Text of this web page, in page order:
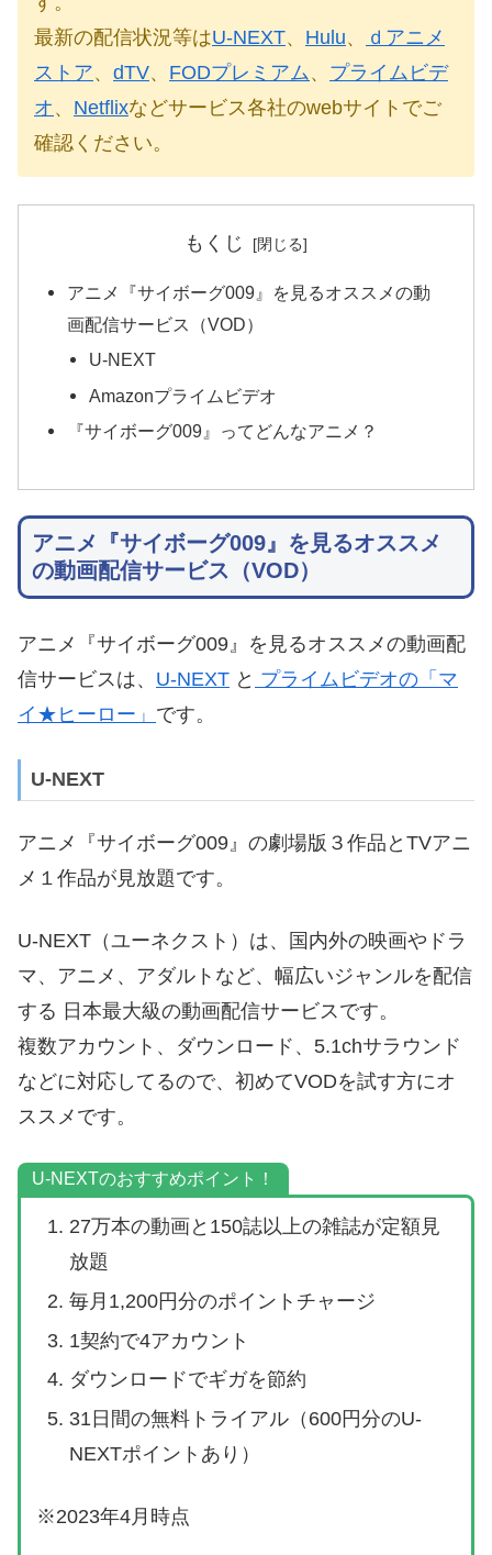
最新の配信状況等はU-NEXT、 Hulu、
ｄアニメ
ストア、 dTV、 FODプレミアム、 プライムビデ
オ 、 Netflixなどサービス各社のwebサイトでご
確認ください。
もくじ
アニメ『サイボーグ009』を見るオススメの動
画配信サービス（VOD）
U-NEXT
Amazonプライムビデオ
『サイボーグ009』ってどんなアニメ？
アニメ『サイボーグ009』を見るオススメ
の動画配信サービス（VOD）
アニメ『サイボーグ009』を見るオススメの動画配
信サービスは、 U-NEXT と プライムビデオの「マ
イ★ヒーロー」 です。
U-NEXT
アニメ『サイボーグ009』の劇場版３作品とTVアニ
メ１作品が見放題です。
U-NEXT（ユーネクスト）は、国内外の映画やドラ
マ、アニメ、アダルトなど、幅広いジャンルを配信
する 日本最大級の動画配信サービスです。
複数アカウント、ダウンロード、5.1chサラウンド
などに対応してるので、初めてVODを試す方にオ
ススメです。
U-NEXTのおすすめポイント！
27万本の動画と150誌以上の雑誌が定額見
放題
毎月1,200円分のポイントチャージ
1契約で4アカウント
ダウンロードでギガを節約
31日間の無料トライアル（600円分のU-
NEXTポイントあり）
※2023年4月時点